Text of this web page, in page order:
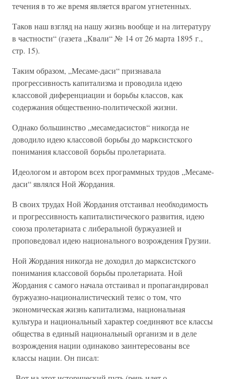
течения в то же время является врагом угнетенных.
Таков наш взгляд на нашу жизнь вообще и на литературу
в частности“ (газета „Квали“ № 14 от 26 марта 1895 г.,
стр. 15).
Таким образом, „Месаме-даси“ признавала
прогрессивность капитализма и проводила идею
классовой диференциации и борьбы классов, как
содержания общественно-политической жизни.
Однако большинство „месамедасистов“ никогда не
доводило идею классовой борьбы до марксистского
понимания классовой борьбы пролетариата.
Идеологом и автором всех программных трудов „Месаме-
даси“ являлся Ной Жордания.
В своих трудах Ной Жордания отстаивал необходимость
и прогрессивность капиталистического развития, идею
союза пролетариата с либеральной буржуазией и
проповедовал идею национального возрождения Грузии.
Ной Жордания никогда не доходил до марксистского
понимания классовой борьбы пролетариата. Ной
Жордания с самого начала отстаивал и пропагандировал
буржуазно-националистический тезис о том, что
экономическая жизнь капитализма, национальная
культура и национальный характер соединяют все классы
общества в единый национальный организм и в деле
возрождения нации одинаково заинтересованы все
классы нации. Он писал: